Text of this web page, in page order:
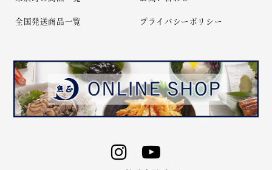
全国発送商品一覧 プライバシーポリシー